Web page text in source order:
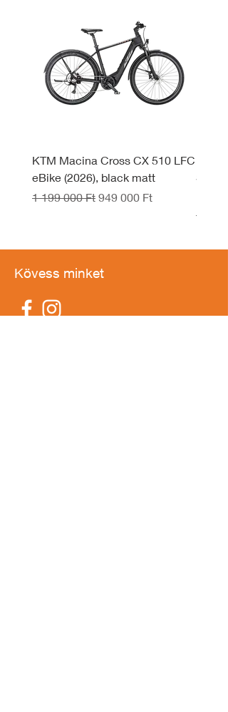
KTM Macina Cross CX 510 LFC
eBike (2026), black matt
Szokásos ár
1 199 000 Ft Akciós ár
949 000 Ft
1 599
Kövess minket